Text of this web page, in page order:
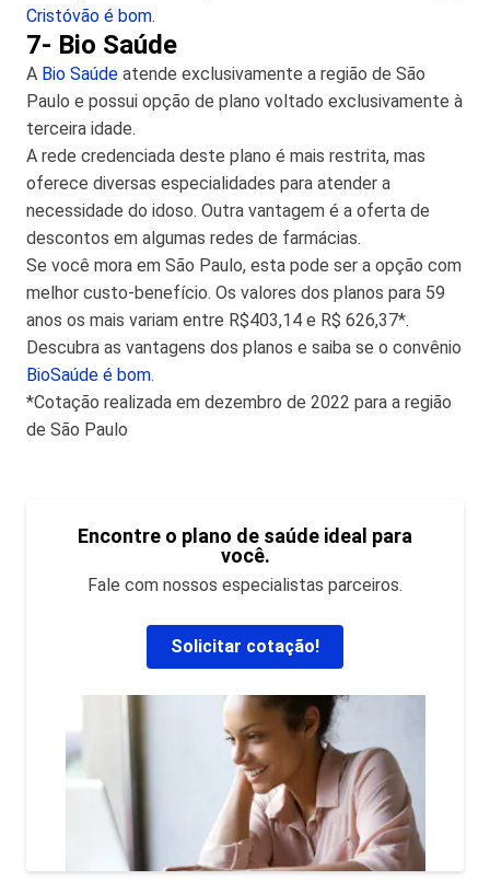
Cristóvão é bom.
7- Bio Saúde
A Bio Saúde atende exclusivamente a região de São
Paulo e possui opção de plano voltado exclusivamente à
terceira idade.
A rede credenciada deste plano é mais restrita, mas
oferece diversas especialidades para atender a
necessidade do idoso. Outra vantagem é a oferta de
descontos em algumas redes de farmácias.
Se você mora em São Paulo, esta pode ser a opção com
melhor custo-benefício. Os valores dos planos para 59
anos os mais variam entre R$403,14 e R$ 626,37*.
Descubra as vantagens dos planos e saiba se o convênio
BioSaúde é bom.
*Cotação realizada em dezembro de 2022 para a região
de São Paulo
Encontre o plano de saúde ideal para
você.
Fale com nossos especialistas parceiros.
Solicitar cotação!